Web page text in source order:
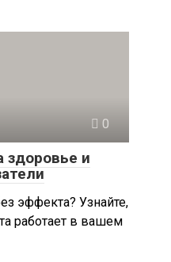
0
здоровье и
эффекта? Узнайте,
работает в вашем